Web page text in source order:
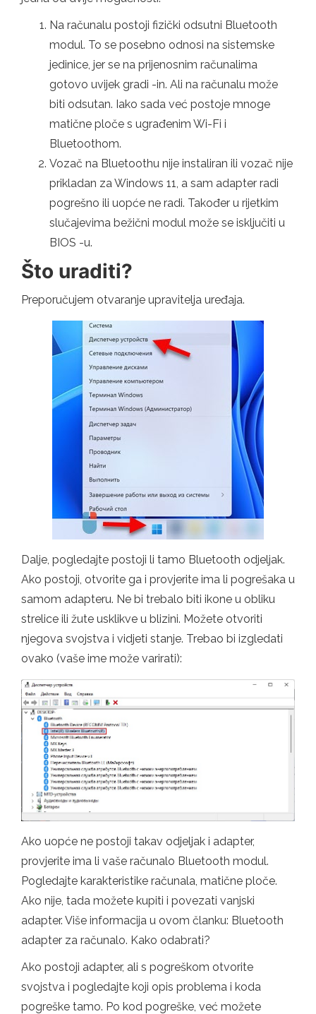
Na računalu postoji fizički odsutni Bluetooth
modul. To se posebno odnosi na sistemske
jedinice, jer se na prijenosnim računalima
gotovo uvijek gradi -in. Ali na računalu može
biti odsutan. Iako sada već postoje mnoge
matične ploče s ugrađenim Wi-Fi i
Bluetoothom.
Vozač na Bluetoothu nije instaliran ili vozač nije
prikladan za Windows 11, a sam adapter radi
pogrešno ili uopće ne radi. Također u rijetkim
slučajevima bežični modul može se isključiti u
BIOS -u.
Što uraditi?
Preporučujem otvaranje upravitelja uređaja.
Dalje, pogledajte postoji li tamo Bluetooth odjeljak.
Ako postoji, otvorite ga i provjerite ima li pogrešaka u
samom adapteru. Ne bi trebalo biti ikone u obliku
strelice ili žute usklikve u blizini. Možete otvoriti
njegova svojstva i vidjeti stanje. Trebao bi izgledati
ovako (vaše ime može varirati):
Ako uopće ne postoji takav odjeljak i adapter,
provjerite ima li vaše računalo Bluetooth modul.
Pogledajte karakteristike računala, matične ploče.
Ako nije, tada možete kupiti i povezati vanjski
adapter. Više informacija u ovom članku: Bluetooth
adapter za računalo. Kako odabrati?
Ako postoji adapter, ali s pogreškom otvorite
svojstva i pogledajte koji opis problema i koda
pogreške tamo. Po kod pogreške, već možete